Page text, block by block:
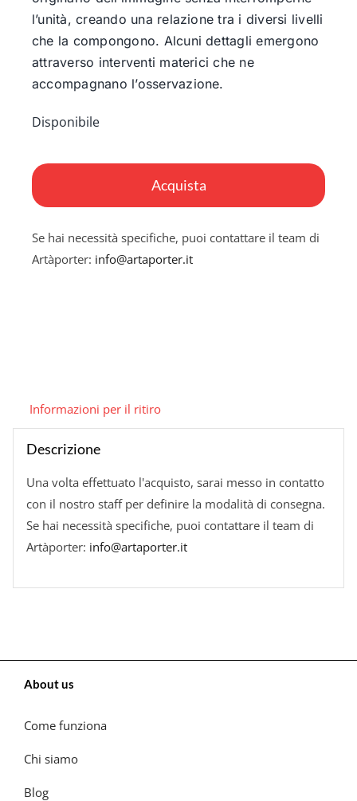
l’unità, creando una relazione tra i diversi livelli
che la compongono. Alcuni dettagli emergono
attraverso interventi materici che ne
accompagnano l’osservazione.
Disponibile
Acquista
Se hai necessità specifiche, puoi contattare il team di
Artàporter: info@artaporter.it
Informazioni per il ritiro
Descrizione
Una volta effettuato l'acquisto, sarai messo in contatto
con il nostro staff per definire la modalità di consegna.
Se hai necessità specifiche, puoi contattare il team di
Artàporter: info@artaporter.it
About us
Come funziona
Chi siamo
Blog